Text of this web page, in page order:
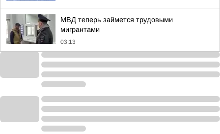
МВД теперь займется трудовыми
мигрантами
03:13